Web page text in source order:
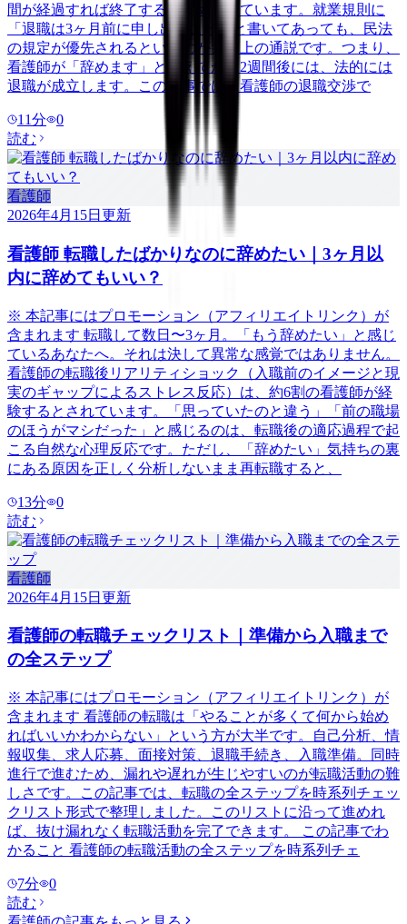
間が経過すれば終了すると定められています。就業規則に
「退職は3ヶ月前に申し出ること」と書いてあっても、民法
の規定が優先されるというのが判例上の通説です。つまり、
看護師が「辞めます」と伝えてから2週間後には、法的には
退職が成立します。この記事では、看護師の退職交渉で
11分
0
読む
看護師
2026年4月15日 更新
看護師 転職したばかりなのに辞めたい｜3ヶ月以
内に辞めてもいい？
※ 本記事にはプロモーション（アフィリエイトリンク）が
含まれます 転職して数日〜3ヶ月。「もう辞めたい」と感じ
ているあなたへ。それは決して異常な感覚ではありません。
看護師の転職後リアリティショック（入職前のイメージと現
実のギャップによるストレス反応）は、約6割の看護師が経
験するとされています。「思っていたのと違う」「前の職場
のほうがマシだった」と感じるのは、転職後の適応過程で起
こる自然な心理反応です。ただし、「辞めたい」気持ちの裏
にある原因を正しく分析しないまま再転職すると、
13分
0
読む
看護師
2026年4月15日 更新
看護師の転職チェックリスト｜準備から入職まで
の全ステップ
※ 本記事にはプロモーション（アフィリエイトリンク）が
含まれます 看護師の転職は「やることが多くて何から始め
ればいいかわからない」という方が大半です。自己分析、情
報収集、求人応募、面接対策、退職手続き、入職準備。同時
進行で進むため、漏れや遅れが生じやすいのが転職活動の難
しさです。この記事では、転職の全ステップを時系列チェッ
クリスト形式で整理しました。このリストに沿って進めれ
ば、抜け漏れなく転職活動を完了できます。 この記事でわ
かること 看護師の転職活動の全ステップを時系列チェ
7分
0
読む